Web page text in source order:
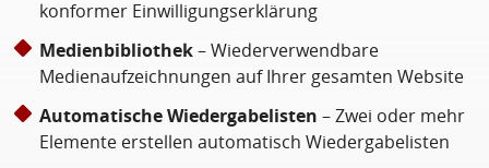
konformer Einwilligungserklärung
Medienbibliothek– Wiederverwendbare
Medienaufzeichnungen auf Ihrer gesamten Website
Automatische Wiedergabelisten – Zwei oder mehr
Elemente erstellen automatisch Wiedergabelisten